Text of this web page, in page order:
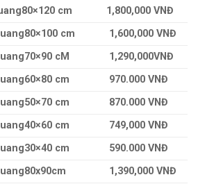
80×120 cm
1,800,000 VNĐ
80×100 cm
1,600,000 VNĐ
70×90 cM
1,290,000VNĐ
60×80 cm
970.000 VNĐ
50×70 cm
870.000 VNĐ
40×60 cm
749,000 VNĐ
30×40 cm
590.000 VNĐ
80x90cm 1,390,000 VNĐ